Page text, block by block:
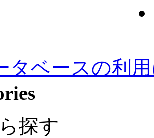
タベースの利
探す